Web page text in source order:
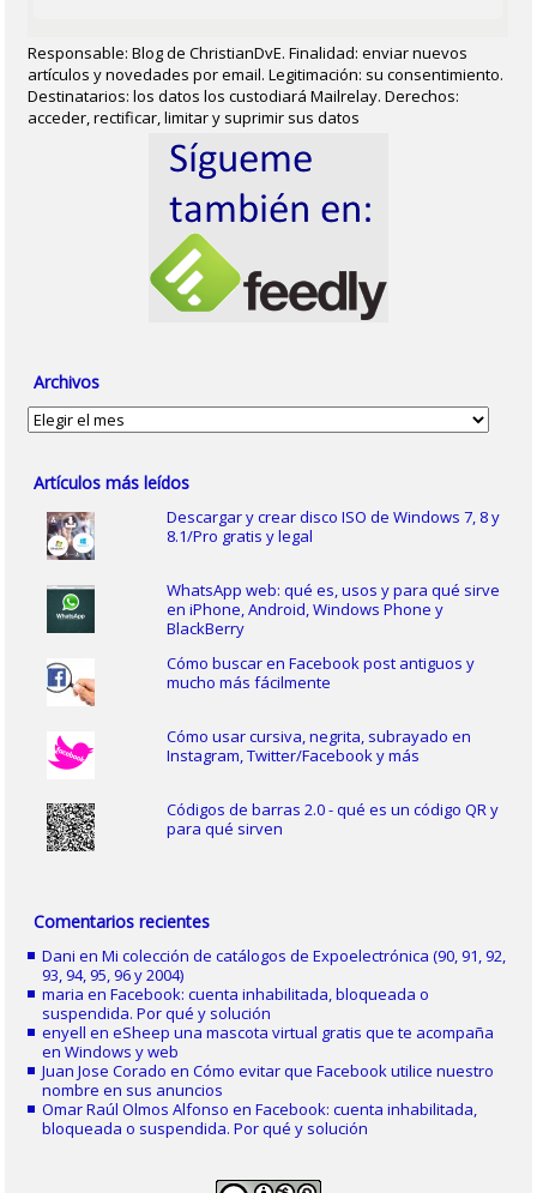
Responsable: Blog de ChristianDvE. Finalidad: enviar nuevos
artículos y novedades por email. Legitimación: su consentimiento.
Destinatarios: los datos los custodiará Mailrelay. Derechos:
acceder, rectificar, limitar y suprimir sus datos
Archivos
Archivos
Artículos más leídos
Descargar y crear disco ISO de Windows 7, 8 y
8.1/Pro gratis y legal
WhatsApp web: qué es, usos y para qué sirve
en iPhone, Android, Windows Phone y
BlackBerry
Cómo buscar en Facebook post antiguos y
mucho más fácilmente
Cómo usar cursiva, negrita, subrayado en
Instagram, Twitter/Facebook y más
Códigos de barras 2.0 - qué es un código QR y
para qué sirven
Comentarios recientes
Dani enMi colección de catálogos de Expoelectrónica (90, 91, 92,
93, 94, 95, 96 y 2004)
maria enFacebook: cuenta inhabilitada, bloqueada o
suspendida. Por qué y solución
enyell eneSheep una mascota virtual gratis que te acompaña
en Windows y web
Juan Jose Corado enCómo evitar que Facebook utilice nuestro
nombre en sus anuncios
Omar Raúl Olmos Alfonso enFacebook: cuenta inhabilitada,
bloqueada o suspendida. Por qué y solución